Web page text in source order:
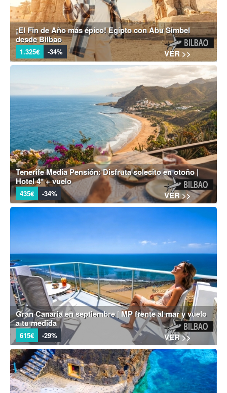
¡El Fin de Año más épico! Egipto con Abu Simbel
desde Bilbao
1.325€ -34% VER >>
Tenerife Media Pensión: Disfruta solecito en otoño |
Hotel 4* + vuelo
435€ -34% VER >>
Gran Canaria en septiembre | MP frente al mar y vuelo
a tu medida
615€ -29% VER >>